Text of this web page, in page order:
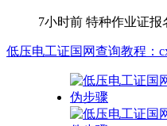
7小时前 特种作业证报
低压电工证国网查询教程：